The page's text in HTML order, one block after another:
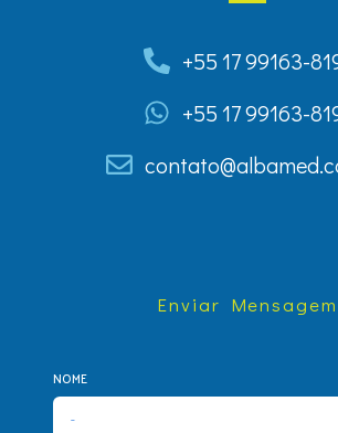
+55 17 99163-
+55 17 99163-
Enviar Mensagem
NOME